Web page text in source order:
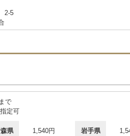
2-5
で
定可
県 1,540円 岩手県